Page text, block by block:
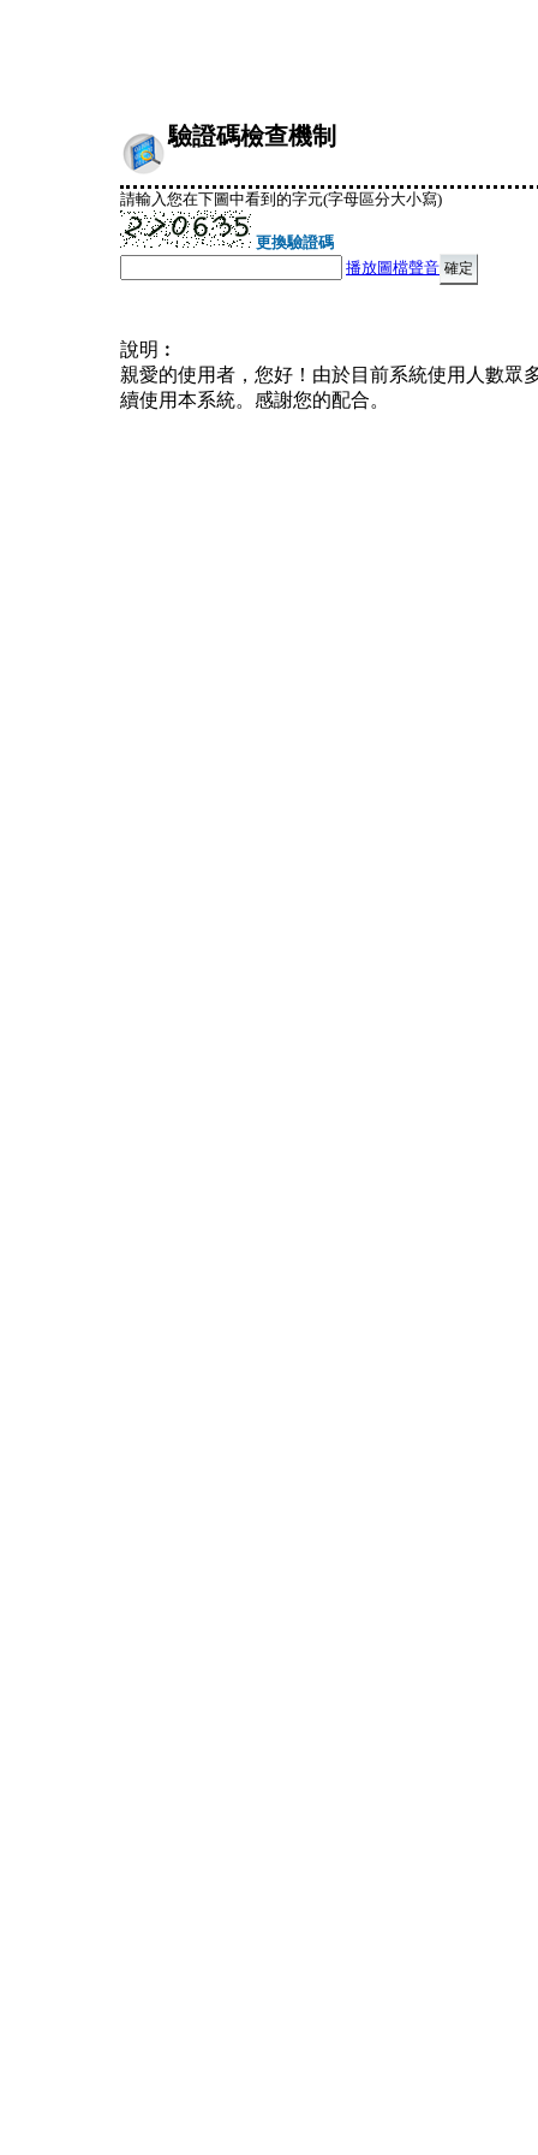
驗證碼檢查機制
請輸入您在下圖中看到的字元(字母區分大小寫)
更換驗證碼
播放圖檔聲音
說明︰
親愛的使用者，您好！由於目前系統使用人數眾
續使用本系統。感謝您的配合。